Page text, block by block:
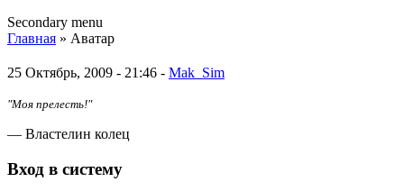
Secondary menu
Главная » Аватар
25 Октябрь, 2009 - 21:46 - Mak_Sim
"Моя прелесть!"
— Властелин колец
Вход в систему